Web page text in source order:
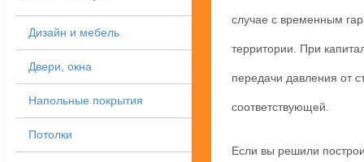
Дизайн и мебель
Двери, окна
Напольные покрытия
Потолки
случае с временным
территории. При
передачи давления от
соответствующей.
Если вы решили